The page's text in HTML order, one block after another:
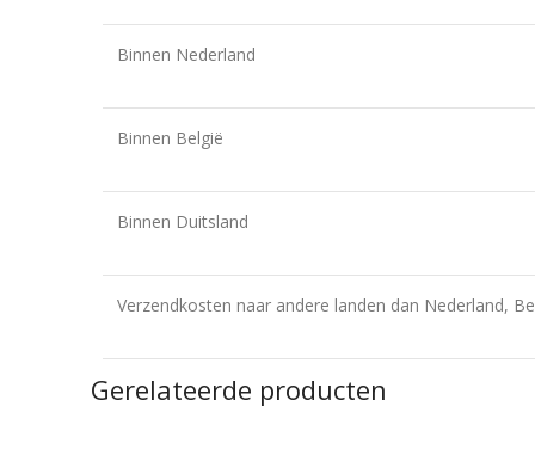
Binnen Nederland
Binnen België
Binnen Duitsland
Verzendkosten naar andere landen dan Nederland,
Gerelateerde producten